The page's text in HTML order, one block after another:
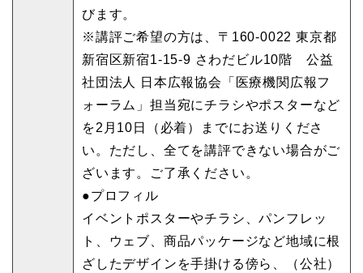
びます。
※講評ご希望の方は、〒160-0022 東京都
新宿区新宿1-15-9 さわだビル10階 公益
社団法人 日本広報協会「医療機関広報フ
ォーラム」担当宛にチラシやポスターなど
を2月10日（必着）までにお送りくださ
い。ただし、全てを講評できない場合がご
ざいます。ご了承ください。
●プロフィル
イベントポスターやチラシ、パンフレッ
ト、ウェブ、商品パッケージなど地域に根
ざしたデザインを手掛ける傍ら、（公社）